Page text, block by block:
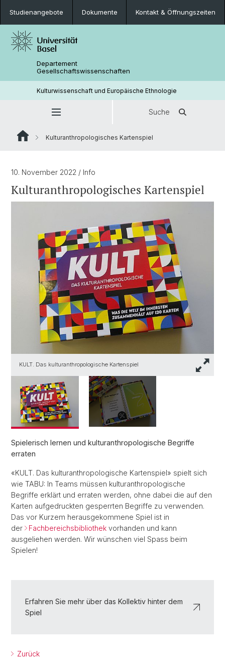
Studienangebote Dokumente Kontakt & Öffnungszeiten
Departement
Gesellschaftswissenschaften
Kulturwissenschaft und Europäische Ethnologie
Suche
Kulturanthropologisches Kartenspiel
10. November 2022 / Info
Kulturanthropologisches Kartenspiel
KULT. Das kulturanthropologische Kartenspiel
Spielerisch lernen und kulturanthropologische Begriffe
erraten
«KULT. Das kulturanthropologische Kartenspiel» spielt sich
wie TABU: In Teams müssen kulturanthropologische
Begriffe erklärt und erraten werden, ohne dabei die auf den
Karten aufgedruckten gesperrten Begriffe zu verwenden.
Das vor Kurzem herausgekommene Spiel ist in
der
Fachbereichsbibliothek vorhanden und kann
ausgeliehen werden. Wir wünschen viel Spass beim
Spielen!
Erfahren Sie mehr über das Kollektiv hinter dem
Spiel
Zurück